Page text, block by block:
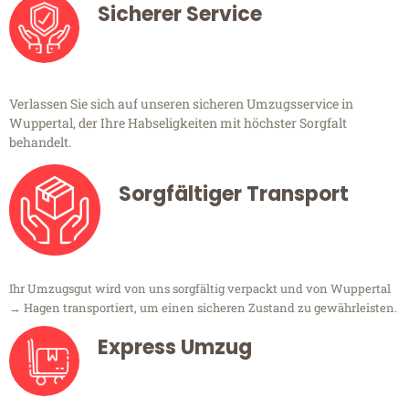
Sicherer Service
Verlassen Sie sich auf unseren sicheren Umzugsservice in
Wuppertal, der Ihre Habseligkeiten mit höchster Sorgfalt
behandelt.
Sorgfältiger Transport
Ihr Umzugsgut wird von uns sorgfältig verpackt und von Wuppertal
→ Hagen transportiert, um einen sicheren Zustand zu gewährleisten.
Express Umzug